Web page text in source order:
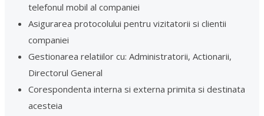
telefonul mobil al companiei
Asigurarea protocolului pentru vizitatorii si clientii
companiei
Gestionarea relatiilor cu: Administratorii, Actionarii,
Directorul General
Corespondenta interna si externa primita si destinata
acesteia